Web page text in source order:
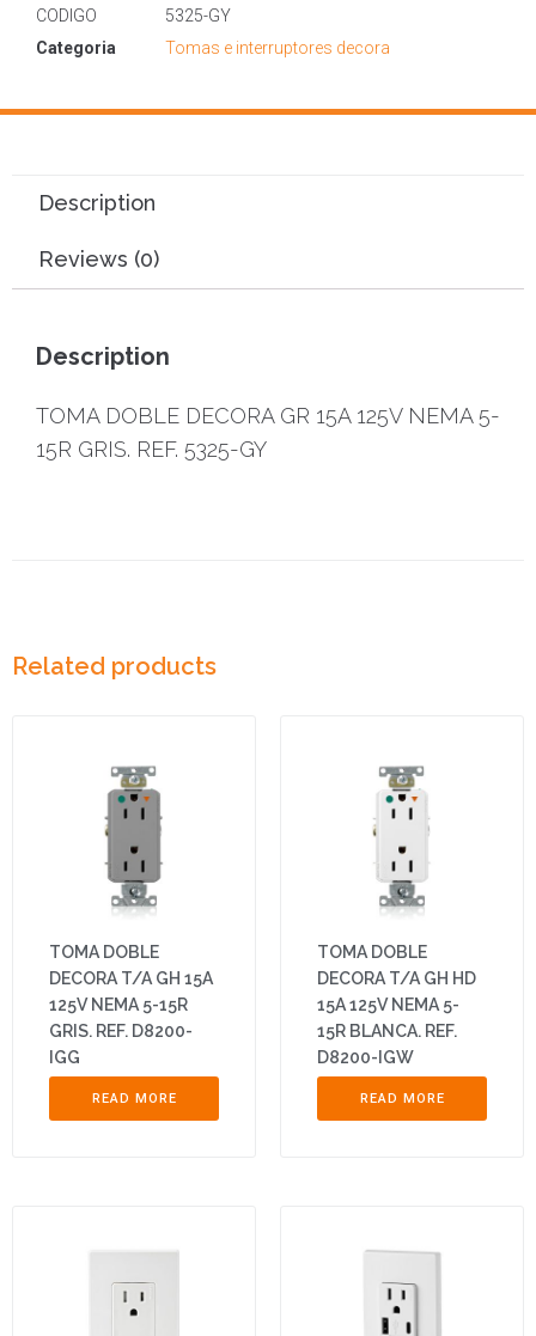
CODIGO
5325-GY
Categoria
Tomas e interruptores decora
Description
Reviews (0)
Description
TOMA DOBLE DECORA GR 15A 125V NEMA 5-
15R GRIS. REF. 5325-GY
Related products
TOMA DOBLE
DECORA T/A GH 15A
125V NEMA 5-15R
GRIS. REF. D8200-
IGG
READ MORE
TOMA DOBLE
DECORA T/A GH HD
15A 125V NEMA 5-
15R BLANCA. REF.
D8200-IGW
READ MORE